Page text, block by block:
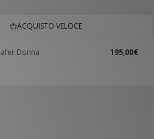
ACQUISTO VELOCE
Donna 195,00€